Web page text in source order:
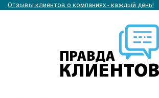
Отзывы клиентов о компаниях - каждый день!